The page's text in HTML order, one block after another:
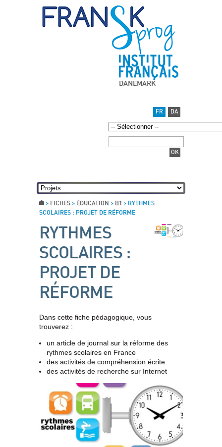
DANEMARK
FR DA
> FICHES > ÉDUCATION > B1 > RYTHMES
SCOLAIRES : PROJET DE RÉFORME
RYTHMES
SCOLAIRES :
PROJET DE
RÉFORME
Dans cette fiche pédagogique, vous
trouverez :
un article de journal sur la réforme des
rythmes scolaires en France
des activités de compréhension écrite
des activités de recherche sur Internet